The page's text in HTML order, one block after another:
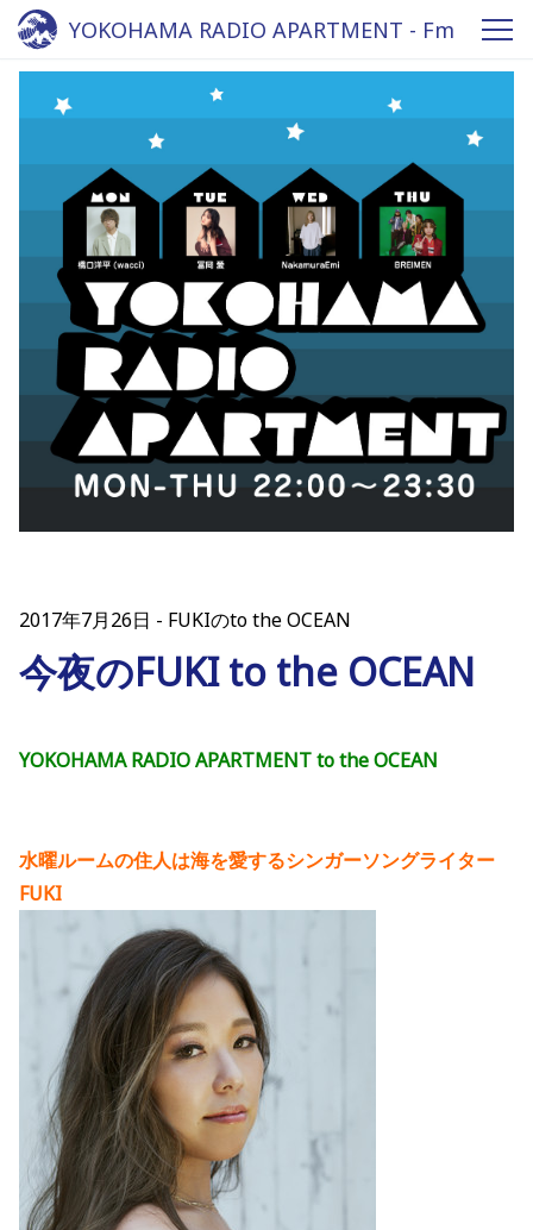
YOKOHAMA RADIO APARTMENT - Fm
yokohama 84.7
2017年7月26日 FUKIのto the OCEAN
今夜のFUKI to the OCEAN
YOKOHAMA RADIO APARTMENT to the OCEAN
水曜ルームの住人は海を愛するシンガーソングライター
FUKI